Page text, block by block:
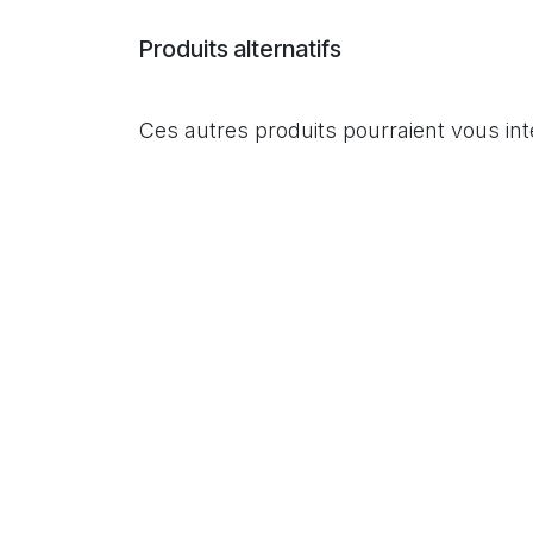
Produits alternatifs
Ces autres produits pourraient vous